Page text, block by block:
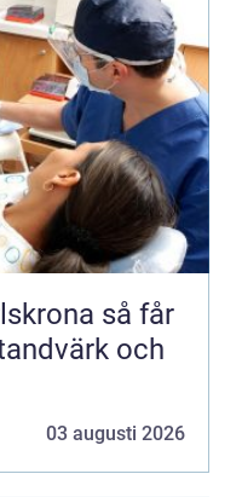
så får
och
03 augusti 2026